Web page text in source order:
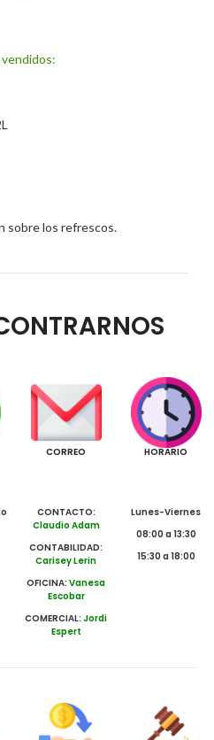
sobre los refrescos.
CORREO
CONTACTO:
Claudio Adam
CONTABILIDAD:
Carisey Lerin
OFICINA:Vanesa
Escobar
COMERCIAL:Jordi
Espert
HORARIO
Lunes-Viernes
08:00 a 13:30
15:30 a 18:00